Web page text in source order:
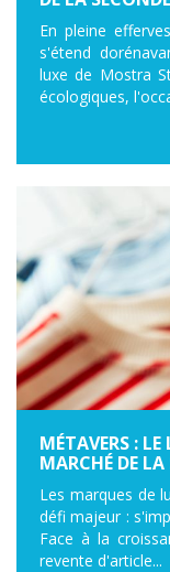
En pleine
s'étend
luxe de Mostra
écologiques,
MÉTAVERS :
MARCHÉ DE
Les marques de
défi majeur :
Face à la
revente d'article...